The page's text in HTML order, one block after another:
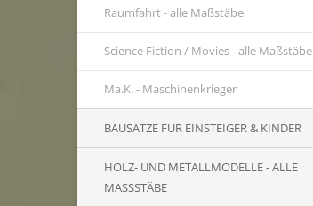
Raumfahrt - alle Maßstäbe
Science Fiction / Movies - alle Maßstäbe
Ma.K. - Maschinenkrieger
BAUSÄTZE FÜR EINSTEIGER & KINDER
HOLZ- UND METALLMODELLE - ALLE
MASSSTÄBE